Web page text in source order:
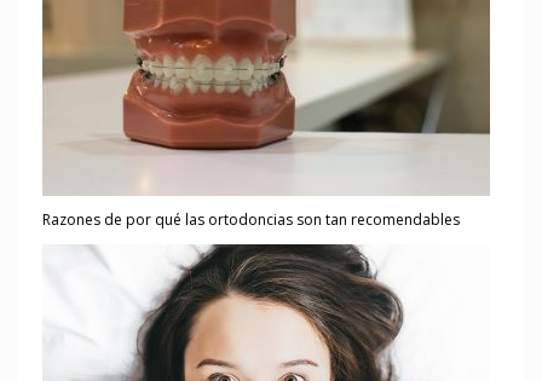
Razones de por qué las ortodoncias son tan recomendables